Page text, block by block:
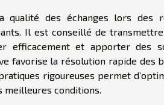
qualité des échanges lors des
Il est conseillé de
efficacement et apporter des
favorise la résolution rapide des
rigoureuses permet
meilleures conditions.